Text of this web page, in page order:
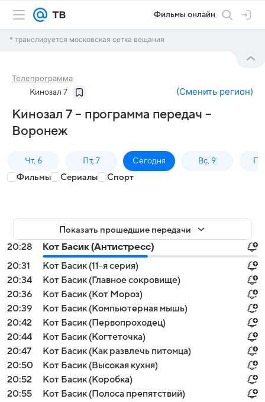
Фильмы онлайн
* транслируется московская сетка вещания
Телепрограмма
Кинозал 7 (Сменить регион)
Кинозал 7 – программа передач –
Воронеж
Чт, 6 Пт, 7 Сегодня Вс, 9
Фильмы Сериалы Спорт
Показать прошедшие передачи
20:28
Кот Басик (Антистресс)
20:31
Кот Басик (11-я серия)
20:34
Кот Басик (Главное сокровище)
20:36
Кот Басик (Кот Мороз)
20:39
Кот Басик (Компьютерная мышь)
20:42
Кот Басик (Первопроходец)
20:44
Кот Басик (Когтеточка)
20:47
Кот Басик (Как развлечь питомца)
20:50
Кот Басик (Высокая кухня)
20:52
Кот Басик (Коробка)
20:55
Кот Басик (Полоса препятствий)